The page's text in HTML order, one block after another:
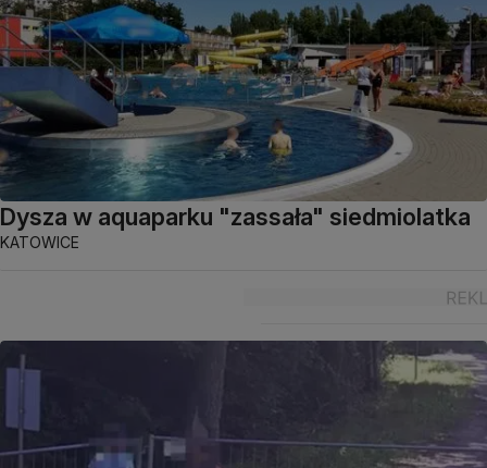
Dysza w aquaparku "zassała" siedmiolatka
KATOWICE